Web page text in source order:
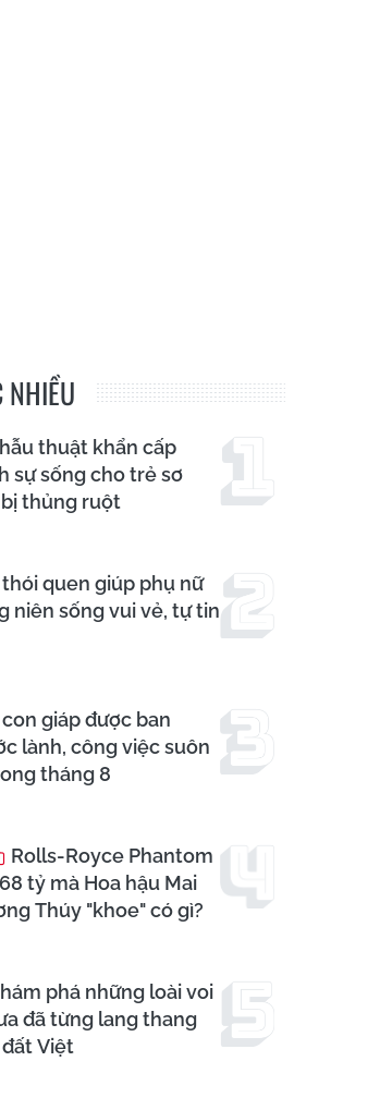
thuật khẩn cấp
sự sống cho trẻ sơ
thủng ruột
thói quen giúp phụ nữ
niên sống vui vẻ, tự tin
giáp được ban
lành, công việc suôn
tháng 8
Rolls-Royce Phantom
tỷ mà Hoa hậu Mai
Thúy "khoe" có gì?
phá những loài voi
đã từng lang thang
Việt